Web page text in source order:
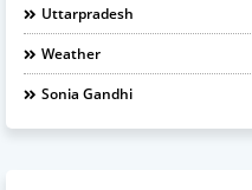
Uttarpradesh
Weather
Sonia Gandhi